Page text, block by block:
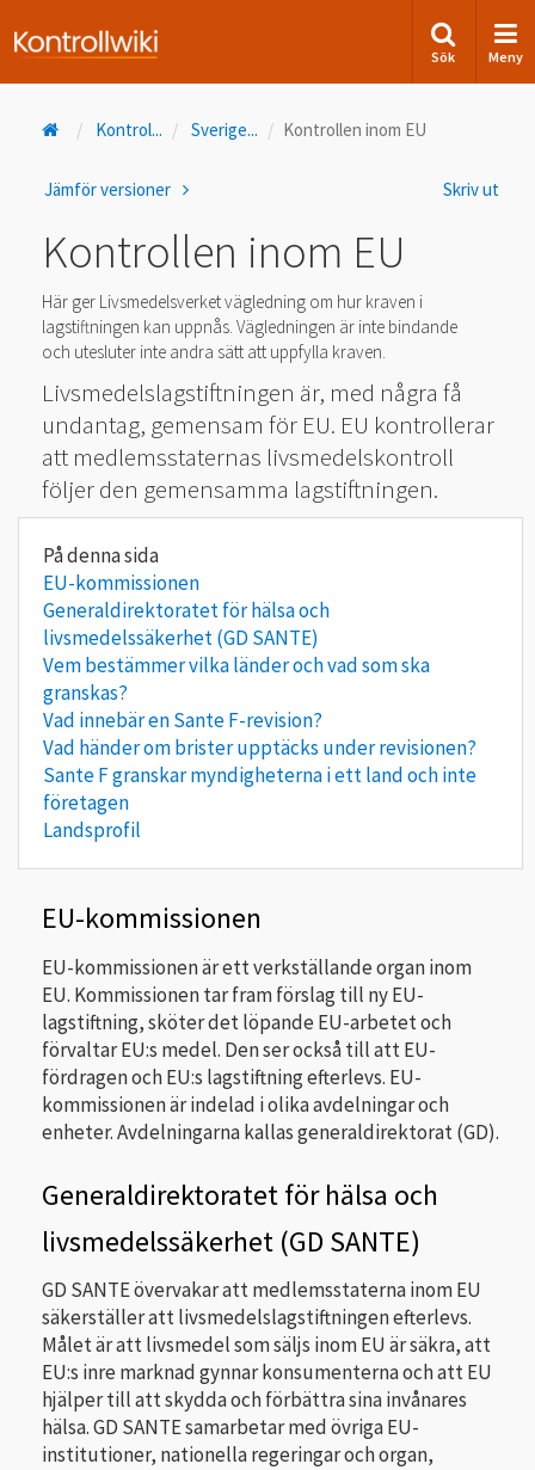
Sök Meny
Kontrol... Sverige... Kontrollen inom EU
Skriv ut
Jämför versioner
Kontrollen inom EU
Här ger Livsmedelsverket vägledning om hur kraven i
lagstiftningen kan uppnås. Vägledningen är inte bindande
och utesluter inte andra sätt att uppfylla kraven.
Livsmedelslagstiftningen är, med några få
undantag, gemensam för EU. EU kontrollerar
att medlemsstaternas livsmedelskontroll
följer den gemensamma lagstiftningen.
EU-kommissionen
Generaldirektoratet för hälsa och
livsmedelssäkerhet (GD SANTE)
Vem bestämmer vilka länder och vad som ska
granskas?
Vad innebär en Sante F-revision?
Vad händer om brister upptäcks under revisionen?
Sante F granskar myndigheterna i ett land och inte
företagen
Landsprofil
EU-kommissionen
EU-kommissionen är ett verkställande organ inom
EU. Kommissionen tar fram förslag till ny EU-
lagstiftning, sköter det löpande EU-arbetet och
förvaltar EU:s medel. Den ser också till att EU-
fördragen och EU:s lagstiftning efterlevs. EU-
kommissionen är indelad i olika avdelningar och
enheter. Avdelningarna kallas generaldirektorat (GD).
Generaldirektoratet för hälsa och
livsmedelssäkerhet (GD SANTE)
GD SANTE övervakar att medlemsstaterna inom EU
säkerställer att livsmedelslagstiftningen efterlevs.
Målet är att livsmedel som säljs inom EU är säkra, att
EU:s inre marknad gynnar konsumenterna och att EU
hjälper till att skydda och förbättra sina invånares
hälsa. GD SANTE samarbetar med övriga EU-
institutioner, nationella regeringar och organ,